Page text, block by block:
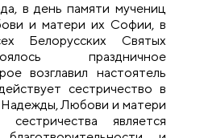
в день памяти мучениц
и матери их Софии, в
Белорусских Святых
праздничное
возглавил настоятель
сестричество в
Любови и матери
является